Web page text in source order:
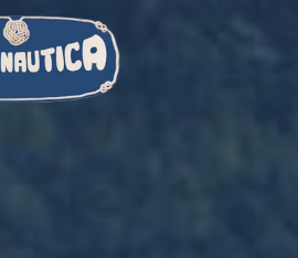
Salta al contenuto principale